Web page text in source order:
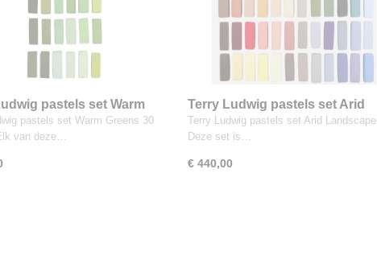
pastels set Warm
30 kleuren
pastels set Warm Greens 30
van deze…
Terry Ludwig pastels set Arid
Landscape 60 kleuren
Terry Ludwig pastels set Arid Landscape
Deze set is…
€ 440,00